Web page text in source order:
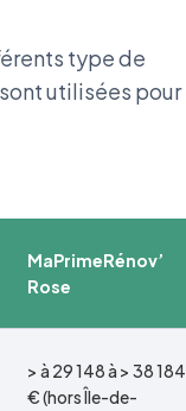
type de
utilisées pour
MaPrimeRénov’
Rose
> à 29 148 à > 38 184
€ (hors Île-de-